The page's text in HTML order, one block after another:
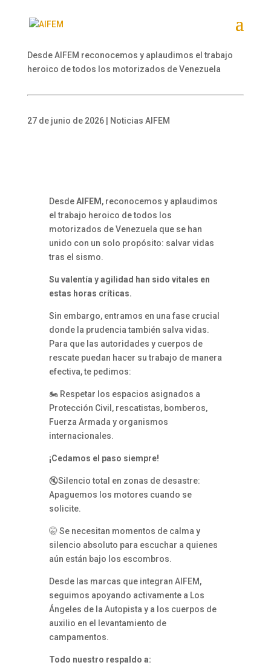
Desde AIFEM reconocemos y aplaudimos el trabajo
heroico de todos los motorizados de Venezuela
27 de junio de 2026 | Noticias AIFEM
DesdeAIFEM , reconocemos y aplaudimos
el trabajo heroico de todos los
motorizados de Venezuela que se han
unido con un solo propósito: salvar vidas
tras el sismo.
Su valentía y agilidad han sido vitales en
estas horas críticas.
Sin embargo, entramos en una fase crucial
donde la prudencia también salva vidas.
Para que las autoridades y cuerpos de
rescate puedan hacer su trabajo de manera
efectiva, te pedimos:
🏍️ Respetar los espacios asignados a
Protección Civil, rescatistas, bomberos,
Fuerza Armada y organismos
internacionales.
¡Cedamos el paso siempre!
🔇Silencio total en zonas de desastre:
Apaguemos los motores cuando se
solicite.
🤫 Se necesitan momentos de calma y
silencio absoluto para escuchar a quienes
aún están bajo los escombros.
Desde las marcas que integran AIFEM,
seguimos apoyando activamente a Los
Ángeles de la Autopista y a los cuerpos de
auxilio en el levantamiento de
campamentos.
Todo nuestro respaldo a: